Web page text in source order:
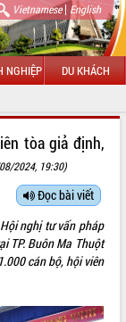
Vietnamese| English
NGHIỆP DU KHÁCH
tòa giả định,
2024, 19:30)
Đọc bài viết
nghị tư vấn pháp
TP. Buôn Ma Thuột
cán bộ, hội viên